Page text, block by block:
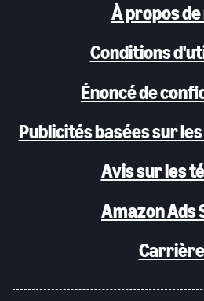
À propos
Conditions
Énoncé de
Publicités basées sur
Avis sur les
Amazon Ads